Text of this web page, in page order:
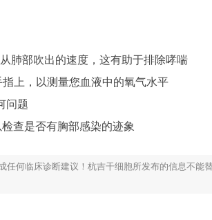
肺部吹出的速度，这有助于排除哮喘
上，以测量您血液中的氧气水平
问题
查是否有胸部感染的迹象
何临床诊断建议！杭吉干细胞所发布的信息不能